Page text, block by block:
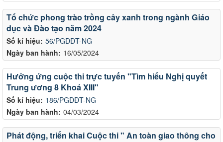
Số kí hiệu: 56/PGDĐT-NG
Ngày ban hành: 16/05/2024
Tổ chức phong trào trồng cây xanh trong ngành Giáo
dục và Đào tạo năm 2024
Số kí hiệu: 186/PGDĐT-NG
Ngày ban hành: 04/03/2024
Hưởng ứng cuộc thi trực tuyến "Tìm hiểu Nghị quyết
Trung ương 8 Khoá XIII"
Phát động, triển khai Cuộc thi " An toàn giao thông cho